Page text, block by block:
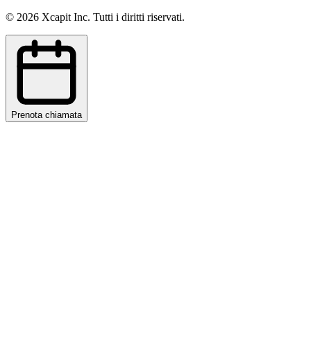
© 2026 Xcapit Inc. Tutti i diritti riservati.
Prenota chiamata